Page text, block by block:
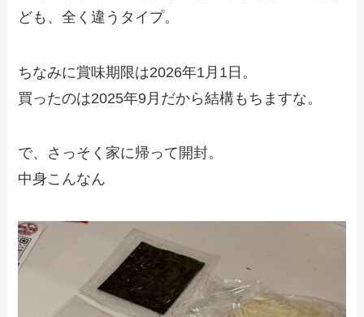
ども、全く違うタイプ。
ちなみに賞味期限は2026年1月1日。
買ったのは2025年9月だから結構もちますな。
で、さっそく家に帰って開封。
中身こんなん